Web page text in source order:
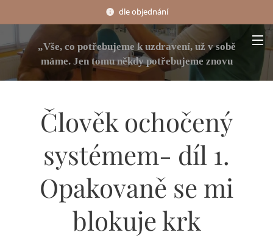
dle objednání
„Vše, co potřebujeme k uzdravení, už v sobě
máme. Jen tomu někdy potřebujeme znovu
porozumět a pomoci zase začít proudit.“
Člověk ochočený
systémem- díl 1.
Opakovaně se mi
blokuje krk